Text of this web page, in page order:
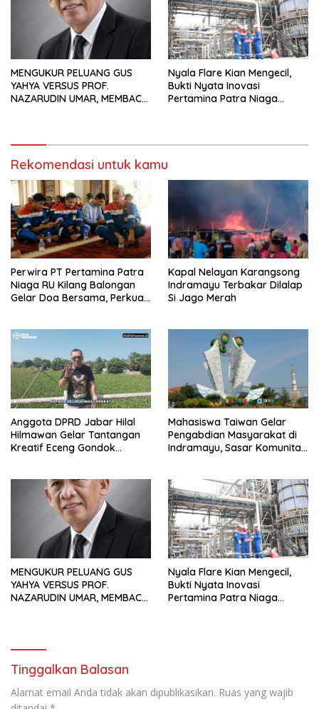
MENGUKUR PELUANG GUS
YAHYA VERSUS PROF.
NAZARUDIN UMAR, MEMBACA
Nyala Flare Kian Mengecil,
Bukti Nyata Inovasi
Pertamina Patra Niaga
Rekomendasi untuk kamu
Perwira PT Pertamina Patra
Niaga RU Kilang Balongan
Gelar Doa Bersama, Perkuat
Kapal Nelayan Karangsong
Indramayu Terbakar Dilalap
Si Jago Merah
Anggota DPRD Jabar Hilal
Hilmawan Gelar Tantangan
Kreatif Eceng Gondok
Mahasiswa Taiwan Gelar
Pengabdian Masyarakat di
Indramayu, Sasar Komunitas
MENGUKUR PELUANG GUS
YAHYA VERSUS PROF.
NAZARUDIN UMAR, MEMBACA
Nyala Flare Kian Mengecil,
Bukti Nyata Inovasi
Pertamina Patra Niaga
Tinggalkan Balasan
Alamat email Anda tidak akan dipublikasikan. Ruas yang wajib